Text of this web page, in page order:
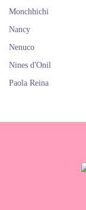
Monchhichi
Nancy
Nenuco
Nines d'Onil
Paola Reina